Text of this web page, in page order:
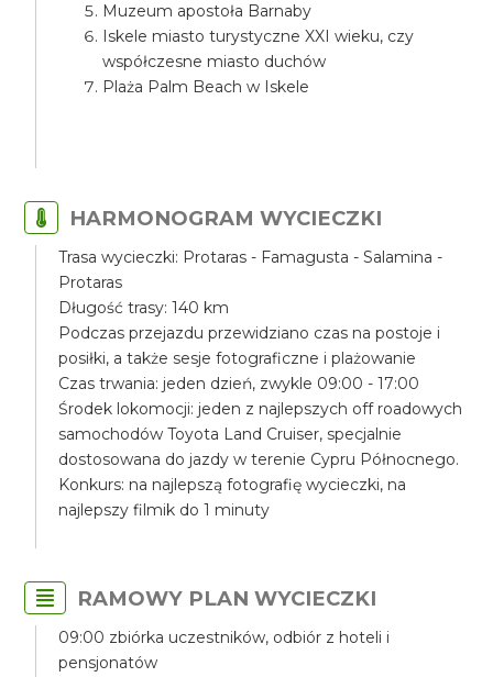
Muzeum apostoła Barnaby
Iskele miasto turystyczne XXI wieku, czy
współczesne miasto duchów
Plaża Palm Beach w Iskele
HARMONOGRAM WYCIECZKI
Trasa wycieczki: Protaras - Famagusta - Salamina -
Protaras
Długość trasy: 140 km
Podczas przejazdu przewidziano czas na postoje i
posiłki, a także sesje fotograficzne i plażowanie
Czas trwania: jeden dzień, zwykle 09:00 - 17:00
Środek lokomocji: jeden z najlepszych off roadowych
samochodów Toyota Land Cruiser, specjalnie
dostosowana do jazdy w terenie Cypru Północnego.
Konkurs: na najlepszą fotografię wycieczki, na
najlepszy filmik do 1 minuty
RAMOWY PLAN WYCIECZKI
09:00 zbiórka uczestników, odbiór z hoteli i
pensjonatów